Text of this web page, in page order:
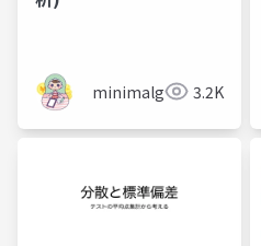
minimalgreen3.2K